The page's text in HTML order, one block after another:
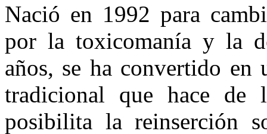
Nació en 1992 para
por la toxicomanía y la
años, se ha convertido
tradicional que hace
posibilita la reinserción